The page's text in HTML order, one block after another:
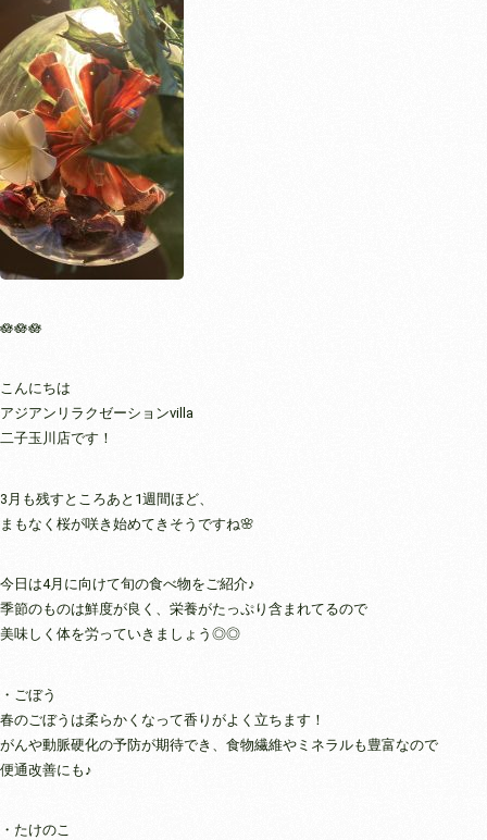
🪷🪷🪷
こんにちは
アジアンリラクゼーションvilla
二子玉川店です！
3月も残すところあと1週間ほど、
まもなく桜が咲き始めてきそうですね🌸
今日は4月に向けて旬の食べ物をご紹介♪
季節のものは鮮度が良く、栄養がたっぷり含まれてるので
美味しく体を労っていきましょう◎◎
・ごぼう
春のごぼうは柔らかくなって香りがよく立ちます！
がんや動脈硬化の予防が期待でき、食物繊維やミネラルも豊富なので
便通改善にも♪
・たけのこ